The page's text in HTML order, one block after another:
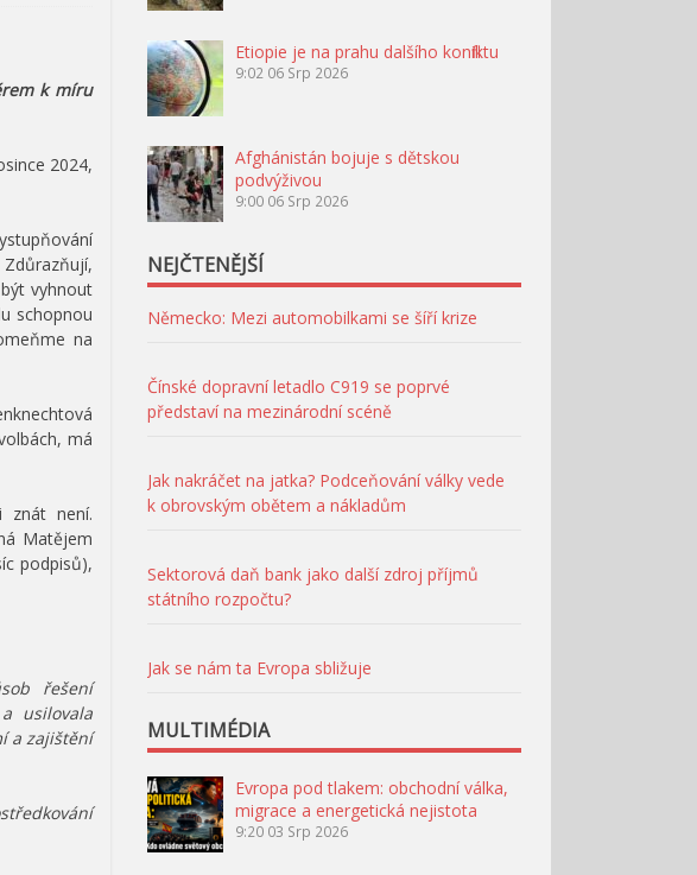
k míru
2024,
vyhnout
schopnou
na
má
znát není.
Matějem
podpisů),
řešení
usilovala
a zajištění
Etiopie je na prahu dalšího konfliktu
9:02 06 Srp 2026
Afghánistán bojuje s dětskou
podvýživou
9:00 06 Srp 2026
NEJČTENĚJŠÍ
Německo: Mezi automobilkami se šíří krize
Čínské dopravní letadlo C919 se poprvé
představí na mezinárodní scéně
Jak nakráčet na jatka? Podceňování války vede
k obrovským obětem a nákladům
Sektorová daň bank jako další zdroj příjmů
státního rozpočtu?
Jak se nám ta Evropa sbližuje
MULTIMÉDIA
Evropa pod tlakem: obchodní válka,
migrace a energetická nejistota
9:20 03 Srp 2026